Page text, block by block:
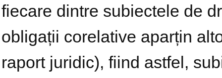
fiecare dintre subiectele de
obligații corelative aparțin
raport juridic), fiind astfel,